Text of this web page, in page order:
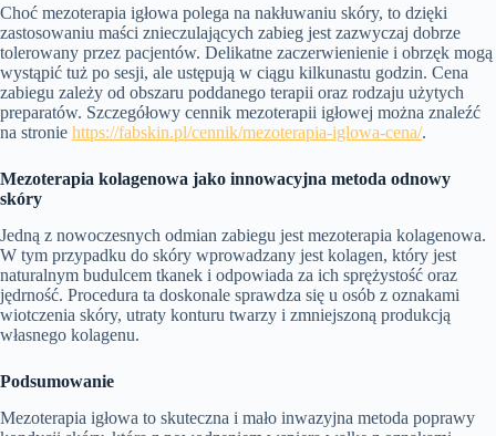
Choć mezoterapia igłowa polega na nakłuwaniu skóry, to dzięki
zastosowaniu maści znieczulających zabieg jest zazwyczaj dobrze
tolerowany przez pacjentów. Delikatne zaczerwienienie i obrzęk mogą
wystąpić tuż po sesji, ale ustępują w ciągu kilkunastu godzin. Cena
zabiegu zależy od obszaru poddanego terapii oraz rodzaju użytych
preparatów. Szczegółowy cennik mezoterapii igłowej można znaleźć
na stronie https://fabskin.pl/cennik/mezoterapia-iglowa-cena/.
Mezoterapia kolagenowa jako innowacyjna metoda odnowy
skóry
Jedną z nowoczesnych odmian zabiegu jest mezoterapia kolagenowa.
W tym przypadku do skóry wprowadzany jest kolagen, który jest
naturalnym budulcem tkanek i odpowiada za ich sprężystość oraz
jędrność. Procedura ta doskonale sprawdza się u osób z oznakami
wiotczenia skóry, utraty konturu twarzy i zmniejszoną produkcją
własnego kolagenu.
Podsumowanie
Mezoterapia igłowa to skuteczna i mało inwazyjna metoda poprawy